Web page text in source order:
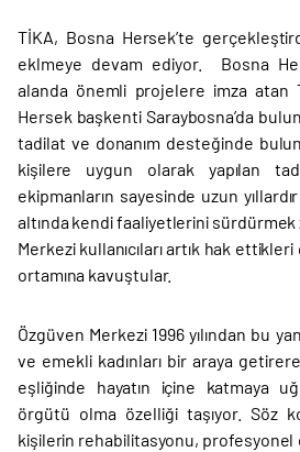
TİKA, Bosna Hersek’te
eklmeye devam ediyor. Bosna
alanda önemli projelere imza atan
Hersek başkenti Saraybosna’da
tadilat ve donanım desteğinde
kişilere uygun olarak yapılan
ekipmanların sayesinde uzun
altında kendi faaliyetlerini
Merkezi kullanıcıları artık hak
ortamına kavuştular.
Özgüven Merkezi 1996 yılından bu
ve emekli kadınları bir araya
eşliğinde hayatın içine katmaya
örgütü olma özelliği taşıyor. Söz
kişilerin rehabilitasyonu,